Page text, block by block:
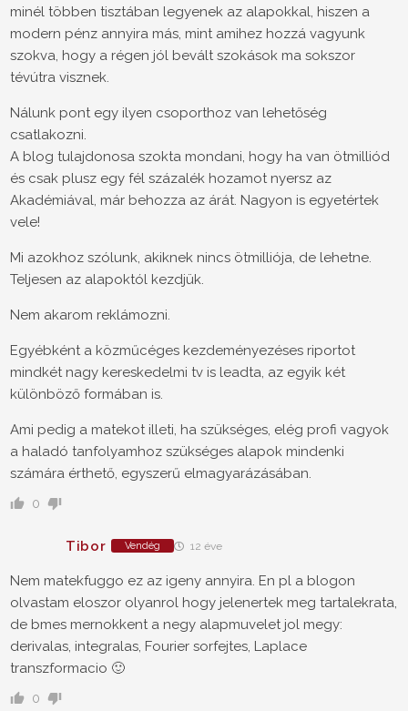
minél többen tisztában legyenek az alapokkal, hiszen a
modern pénz annyira más, mint amihez hozzá vagyunk
szokva, hogy a régen jól bevált szokások ma sokszor
tévútra visznek.
Nálunk pont egy ilyen csoporthoz van lehetőség
csatlakozni.
A blog tulajdonosa szokta mondani, hogy ha van ötmilliód
és csak plusz egy fél százalék hozamot nyersz az
Akadémiával, már behozza az árát. Nagyon is egyetértek
vele!
Mi azokhoz szólunk, akiknek nincs ötmilliója, de lehetne.
Teljesen az alapoktól kezdjük.
Nem akarom reklámozni.
Egyébként a közműcéges kezdeményezéses riportot
mindkét nagy kereskedelmi tv is leadta, az egyik két
különböző formában is.
Ami pedig a matekot illeti, ha szükséges, elég profi vagyok
a haladó tanfolyamhoz szükséges alapok mindenki
számára érthető, egyszerű elmagyarázásában.
0
Tibor Vendég 12 éve
Nem matekfuggo ez az igeny annyira. En pl a blogon
olvastam eloszor olyanrol hogy jelenertek meg tartalekrata,
de bmes mernokkent a negy alapmuvelet jol megy:
derivalas, integralas, Fourier sorfejtes, Laplace
transzformacio 🙂
0